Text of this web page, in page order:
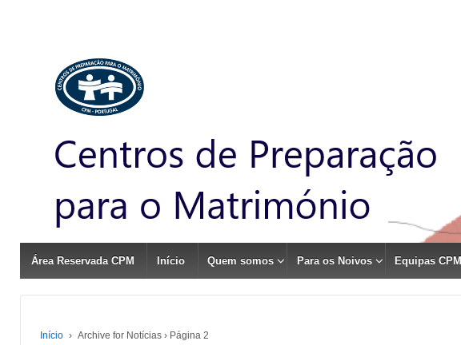
Área Reservada CPM Início Quem somos Para os Noivos Equipas CPM
Início › Archive for Notícias › Página 2